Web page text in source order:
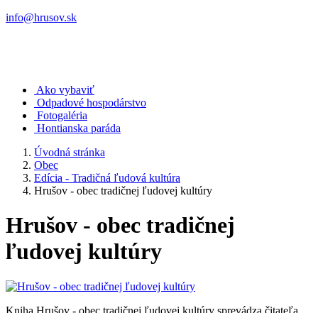
info@hrusov.sk
Ako vybaviť
Odpadové hospodárstvo
Fotogaléria
Hontianska paráda
Úvodná stránka
Obec
Edícia - Tradičná ľudová kultúra
Hrušov - obec tradičnej ľudovej kultúry
Hrušov - obec tradičnej
ľudovej kultúry
Kniha Hrušov - obec tradičnej ľudovej kultúry sprevádza čitateľa